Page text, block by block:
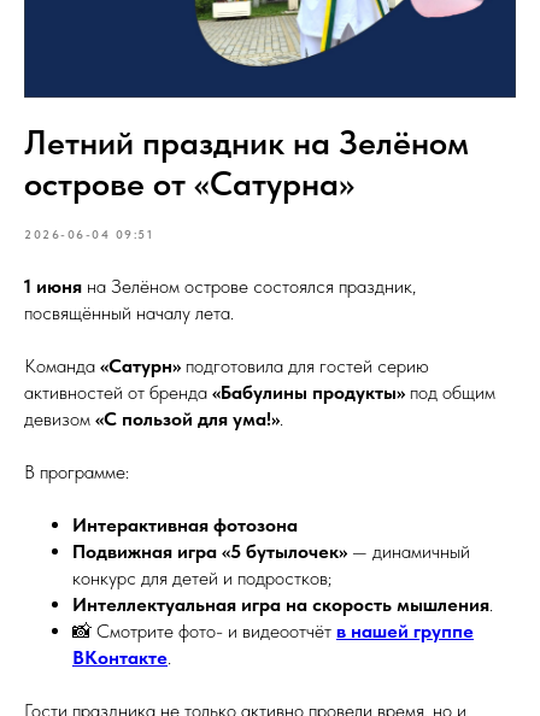
Летний праздник на Зелёном
острове от «Сатурна»
2026-06-04 09:51
1 июня на Зелёном острове состоялся праздник,
посвящённый началу лета.
Команда «Сатурн» подготовила для гостей серию
активностей от бренда «Бабулины продукты» под общим
девизом «С пользой для ума!»
В программе:
Интерактивная фотозона
Подвижная игра «5 бутылочек» — динамичный
конкурс для детей и подростков;
Интеллектуальная игра на скорость мышления
📸 Смотрите фото- и видеоотчёт в нашей группе
ВКонтакте
Гости праздника не только активно провели время, но и